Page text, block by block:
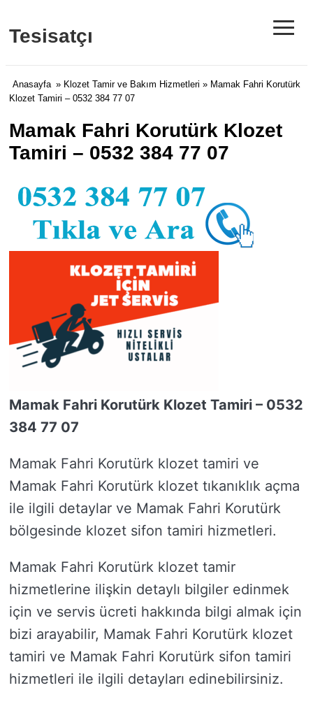
Tesisatçı ≡
Anasayfa » Klozet Tamir ve Bakım Hizmetleri » Mamak Fahri Korutürk
Klozet Tamiri – 0532 384 77 07
Mamak Fahri Korutürk Klozet
Tamiri – 0532 384 77 07
Mamak Fahri Korutürk Klozet Tamiri – 0532
384 77 07
Mamak Fahri Korutürk klozet tamiri ve
Mamak Fahri Korutürk klozet tıkanıklık açma
ile ilgili detaylar ve Mamak Fahri Korutürk
bölgesinde klozet sifon tamiri hizmetleri.
Mamak Fahri Korutürk klozet tamir
hizmetlerine ilişkin detaylı bilgiler edinmek
için ve servis ücreti hakkında bilgi almak için
bizi arayabilir, Mamak Fahri Korutürk klozet
tamiri ve Mamak Fahri Korutürk sifon tamiri
hizmetleri ile ilgili detayları edinebilirsiniz.